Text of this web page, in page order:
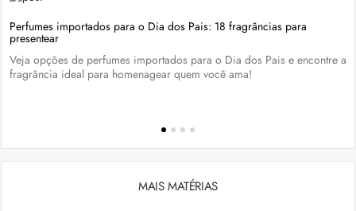
Perfumes importados para o Dia dos Pais: 18 fragrâncias para
presentear
Veja opções de perfumes importados para o Dia dos Pais e encontre a
fragrância ideal para homenagear quem você ama!
MAIS MATÉRIAS